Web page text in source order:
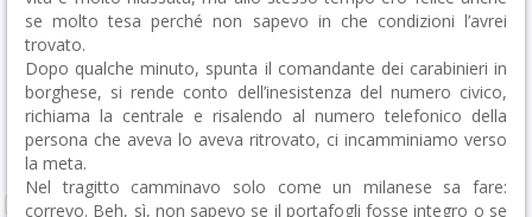
se molto tesa perché non sapevo in che condizioni l’avrei
trovato.
Dopo qualche minuto, spunta il comandante dei carabinieri in
borghese, si rende conto dell’inesistenza del numero civico,
richiama la centrale e risalendo al numero telefonico della
persona che aveva lo aveva ritrovato, ci incamminiamo verso
la meta.
Nel tragitto camminavo solo come un milanese sa fare:
correvo. Beh, sì, non sapevo se il portafogli fosse integro o se